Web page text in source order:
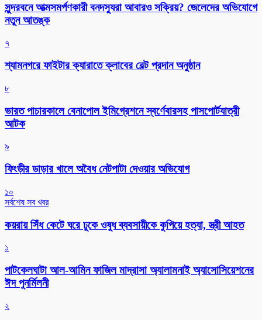
সুন্দরবনে আত্মসমর্পণকারী বনদস্যুরা আবারও সক্রিয়? জেলেদের অভিযোগে
নতুন আতঙ্ক
৭
শ্যামনগরে ফাইটার ক্যারাতে ক্লাবের বেল্ট প্রদান অনুষ্ঠান
৮
ভারত পাচারকালে বেনাপোল ইমিগ্রেশনে স্বর্ণেবারসহ পাসপোর্টযাত্রী
আটক
৯
ফিংড়ীর ডাড়ার খালে অবৈধ নেটপাটা দেওয়ার অভিযোগ
১০
সর্বশেষ সব খবর
কয়রায় সিঁধ কেটে ঘরে ঢুকে ওষুধ ব্যবসায়ীকে কুপিয়ে হত্যা, স্ত্রী আহত
১
পাটকেলঘাটা আল-আমিন ফাজিল মাদ্রাসা অ্যালামনাই অ্যাসোসিয়েশনের
ঈদ পুনর্মিলনী
২